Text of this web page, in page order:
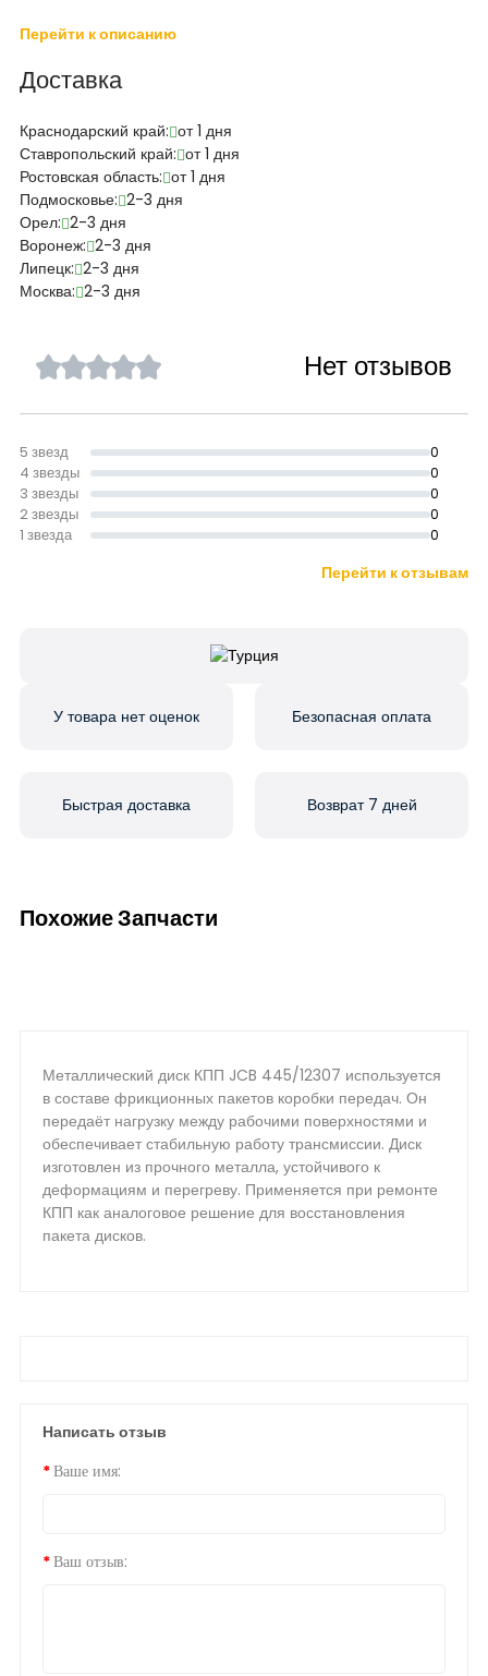
Перейти к описанию
Доставка
Краснодарский край: от 1 дня
Ставропольский край: от 1 дня
Ростовская область: от 1 дня
Подмосковье: 2-3 дня
Орел: 2-3 дня
Воронеж: 2-3 дня
Липецк: 2-3 дня
Москва: 2-3 дня
Нет отзывов
5 звезд 0
4 звезды 0
3 звезды 0
2 звезды 0
1 звезда 0
Перейти к отзывам
У товара нет оценок Безопасная оплата
Быстрая доставка Возврат 7 дней
Похожие Запчасти
Металлический диск КПП JCB 445/12307 используется
в составе фрикционных пакетов коробки передач. Он
передаёт нагрузку между рабочими поверхностями и
обеспечивает стабильную работу трансмиссии. Диск
изготовлен из прочного металла, устойчивого к
деформациям и перегреву. Применяется при ремонте
КПП как аналоговое решение для восстановления
пакета дисков.
Написать отзыв
Ваше имя:
Ваш отзыв: